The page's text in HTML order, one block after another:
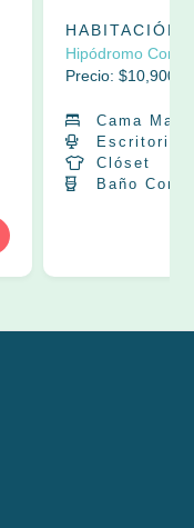
HABITACIÓN
Hipódromo
Precio: $10,900
Cama
Escritorio
Clóset
Baño